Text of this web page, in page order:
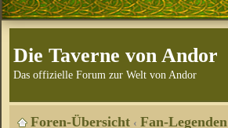
Die Taverne von Andor
Das offizielle Forum zur Welt von Andor
Foren-Übersicht ‹ Fan-Legenden